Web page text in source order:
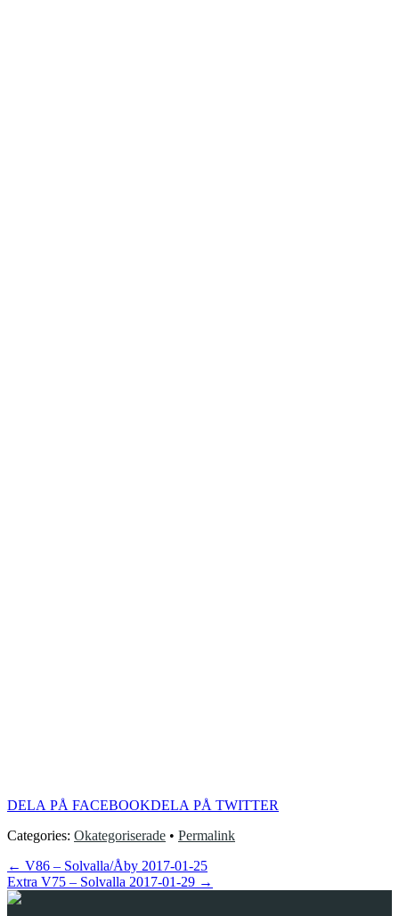
DELA PÅ FACEBOOKDELA PÅ TWITTER
Categories: Okategoriserade • Permalink
← V86 – Solvalla/Åby 2017-01-25
Extra V75 – Solvalla 2017-01-29 →